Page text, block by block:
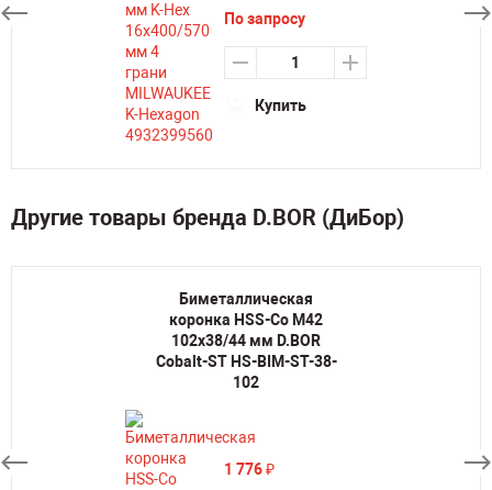
По запросу
Купить
Другие товары бренда D.BOR (ДиБор)
Биметаллическая
коронка HSS-Co M42
102х38/44 мм D.BOR
Cobalt-ST HS-BIM-ST-38-
102
1 776₽